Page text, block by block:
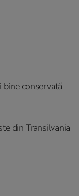
bine conservată
din Transilvania